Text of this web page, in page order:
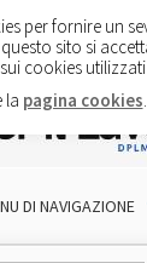
DI NAVIGAZIONE
per fornire un
sito si
cookies
la pagina cookies